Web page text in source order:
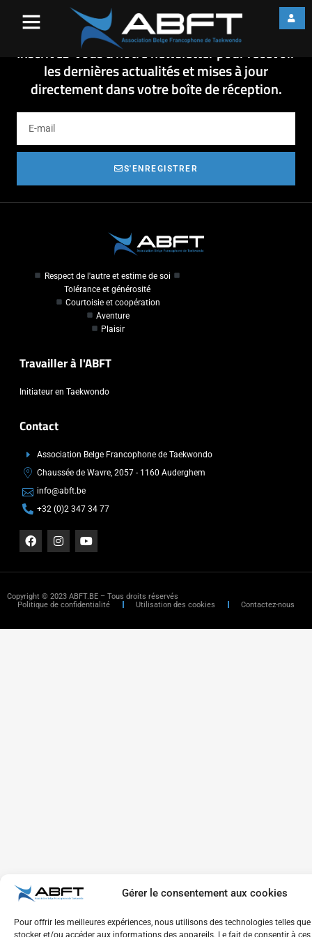
Gérer le consentement aux cookies
Pour offrir les meilleures expériences, nous utilisons des technologies telles
stocker et/ou accéder aux informations des appareils. Le fait de consentir à
dépliant_formation_maltraitance_yapaka
Inscrivez-vous à notre newsletter pour recevoir
les dernières actualités et mises à jour
directement dans votre boîte de réception.
S'ENREGISTRER
Respect de l'autre et estime de soi
Tolérance et générosité
Courtoisie et coopération
Aventure
Plaisir
Travailler à l'ABFT
Initiateur en Taekwondo
Contact
Association Belge Francophone de Taekwondo
Chaussée de Wavre, 2057 - 1160 Auderghem
info@abft.be
+32 (0)2 347 34 77
Copyright © 2023 ABFT.BE – Tous droits réservés
Politique de confidentialité
Utilisation des cookies Contactez-nous